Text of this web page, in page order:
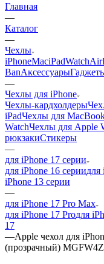
Главная
—
Каталог
—
Чехлы
iPhoneMaciPadWatch
BanАксессуары
—
Чехлы для iPhone
Чехлы-кардхолдеры
iPadЧехлы для
WatchЧехлы для Apple
рюкзакиСтикеры
—
для iPhone 17 серии
для iPhone 16 сериидля
iPhone 13 серии
—
для iPhone 17 Pro Max
для iPhone 17 Proдля
17
—Apple чехол для
(прозрачный)